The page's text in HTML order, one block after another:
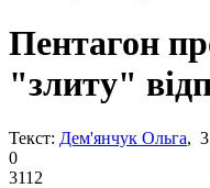
Пентагон
"злиту"
Текст: Дем'янчук Ольга, 3
0
3112